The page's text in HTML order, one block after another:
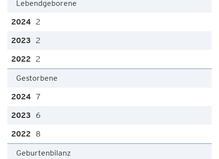
Lebendgeborene
2
2
2
Gestorbene
7
6
8
Geburtenbilanz